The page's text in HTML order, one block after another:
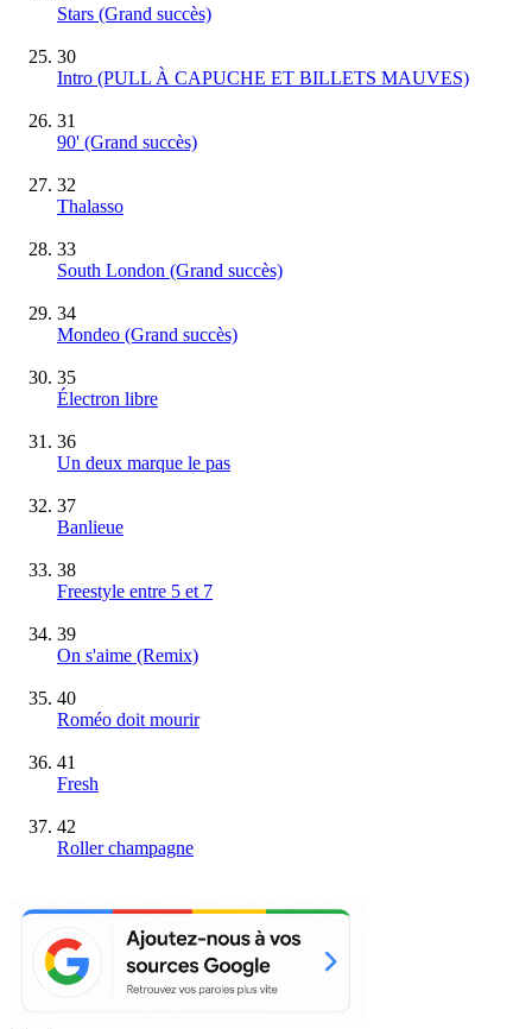
Stars (Grand succès)
30
Intro (PULL À CAPUCHE ET BILLETS MAUVES)
31
90' (Grand succès)
32
Thalasso
33
South London (Grand succès)
34
Mondeo (Grand succès)
35
Électron libre
36
Un deux marque le pas
37
Banlieue
38
Freestyle entre 5 et 7
39
On s'aime (Remix)
40
Roméo doit mourir
41
Fresh
42
Roller champagne